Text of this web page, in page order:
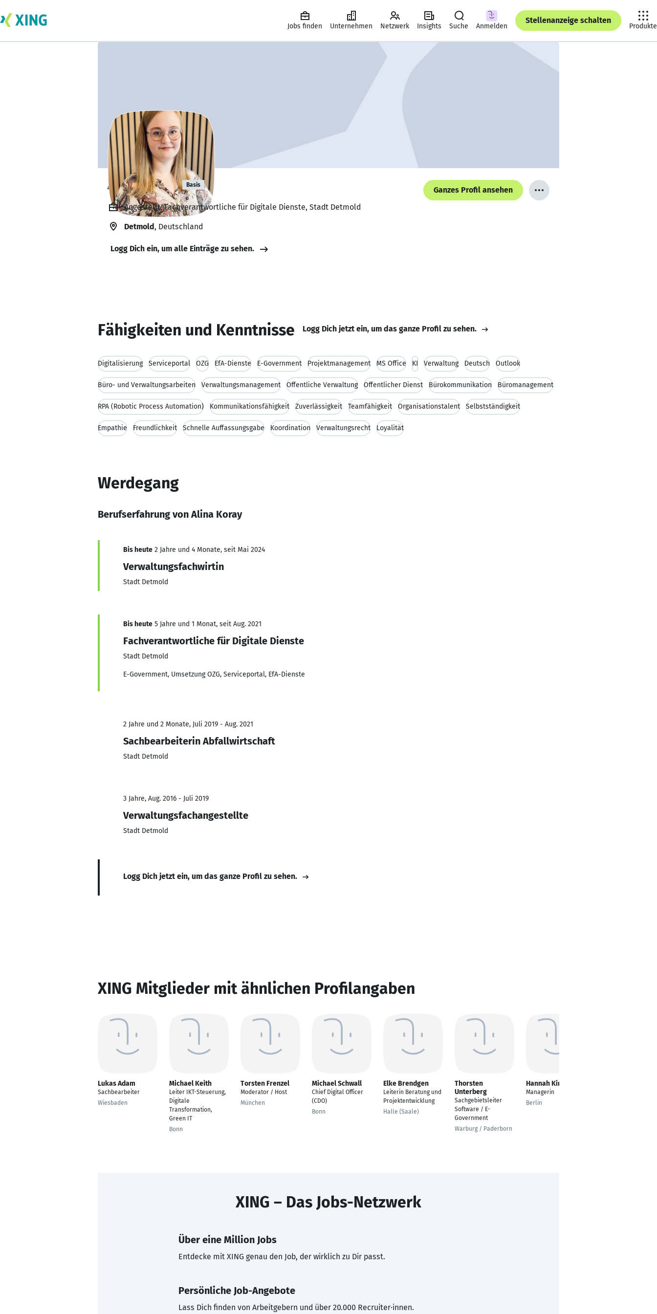
Jobs finden Unternehmen Netzwerk Insights Suche Anmelden
Stellenanzeige schalten
Produkte
Alina Koray Basis
Ganzes Profil ansehen
Angestellt, Fachverantwortliche für Digitale Dienste, Stadt Detmold
Detmold, Deutschland
Logg Dich ein, um alle Einträge zu sehen.
Fähigkeiten und Kenntnisse Logg Dich jetzt ein, um das ganze Profil zu sehen.
Digitalisierung Serviceportal OZG EfA-Dienste E-Government Projektmanagement MS Office KI Verwaltung Deutsch Outlook
Büro- und Verwaltungsarbeiten Verwaltungsmanagement Öffentliche Verwaltung Öffentlicher Dienst Bürokommunikation Büromanagement
RPA (Robotic Process Automation) Kommunikationsfähigkeit Zuverlässigkeit Teamfähigkeit Organisationstalent Selbstständigkeit
Empathie Freundlichkeit Schnelle Auffassungsgabe Koordination Verwaltungsrecht Loyalität
Werdegang
Berufserfahrung von Alina Koray
Bis heute 2 Jahre und 4 Monate, seit Mai 2024
Verwaltungsfachwirtin
Stadt Detmold
Bis heute 5 Jahre und 1 Monat, seit Aug. 2021
Fachverantwortliche für Digitale Dienste
Stadt Detmold
E-Government, Umsetzung OZG, Serviceportal, EfA-Dienste
2 Jahre und 2 Monate, Juli 2019 - Aug. 2021
Sachbearbeiterin Abfallwirtschaft
Stadt Detmold
3 Jahre, Aug. 2016 - Juli 2019
Verwaltungsfachangestellte
Stadt Detmold
Logg Dich jetzt ein, um das ganze Profil zu sehen.
XING Mitglieder mit ähnlichen Profilangaben
Lukas Adam
Sachbearbeiter
Wiesbaden
Michael Keith
Leiter IKT-Steuerung,
Digitale
Transformation,
Green IT
Bonn
Torsten Frenzel
Moderator / Host
München
Michael Schwall
Chief Digital Officer
(CDO)
Bonn
Elke Brendgen
Leiterin Beratung und
Projektentwicklung
Halle (Saale)
Thorsten
Unterberg
Sachgebietsleiter
Software / E-
Government
Warburg / Paderborn
Hannah Kirch
Managerin
Berlin
XING – Das Jobs-Netzwerk
Über eine Million Jobs
Entdecke mit XING genau den Job, der wirklich zu Dir passt.
Persönliche Job-Angebote
Lass Dich finden von Arbeitgebern und über 20.000 Recruiter·innen.